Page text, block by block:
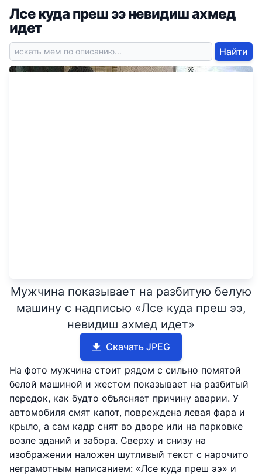
Лсе куда преш ээ невидиш ахмед
идет
Найти
Мужчина показывает на разбитую белую
машину с надписью «Лсе куда преш ээ,
невидиш ахмед идет»
Скачать JPEG
На фото мужчина стоит рядом с сильно помятой
белой машиной и жестом показывает на разбитый
передок, как будто объясняет причину аварии. У
автомобиля смят капот, повреждена левая фара и
крыло, а сам кадр снят во дворе или на парковке
возле зданий и забора. Сверху и снизу на
изображении наложен шутливый текст с нарочито
неграмотным написанием: «Лсе куда преш ээ» и